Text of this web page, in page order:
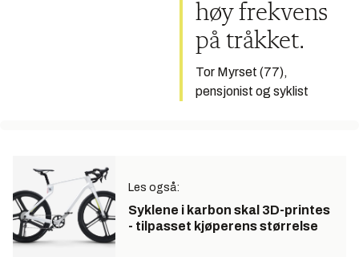
høy frekvens
på tråkket.
Tor Myrset (77),
pensjonist og syklist
Les også:
Syklene i karbon skal 3D-printes
- tilpasset kjøperens størrelse